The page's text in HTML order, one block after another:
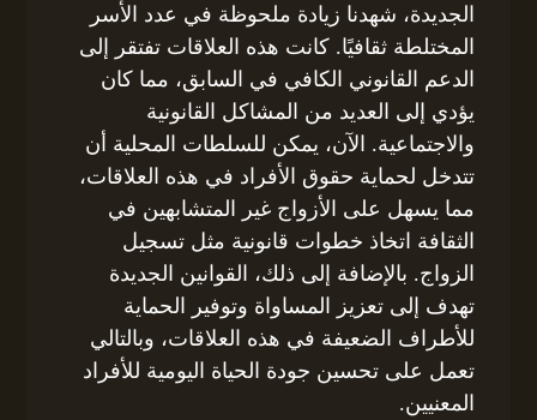
الجديدة، شهدنا زيادة ملحوظة في عدد الأسر
المختلطة ثقافيًا. كانت هذه العلاقات تفتقر إلى
الدعم القانوني الكافي في السابق، مما كان
يؤدي إلى العديد من المشاكل القانونية
والاجتماعية. الآن، يمكن للسلطات المحلية أن
تتدخل لحماية حقوق الأفراد في هذه العلاقات،
مما يسهل على الأزواج غير المتشابهين في
الثقافة اتخاذ خطوات قانونية مثل تسجيل
الزواج. بالإضافة إلى ذلك، القوانين الجديدة
تهدف إلى تعزيز المساواة وتوفير الحماية
للأطراف الضعيفة في هذه العلاقات، وبالتالي
تعمل على تحسين جودة الحياة اليومية للأفراد
المعنيين.